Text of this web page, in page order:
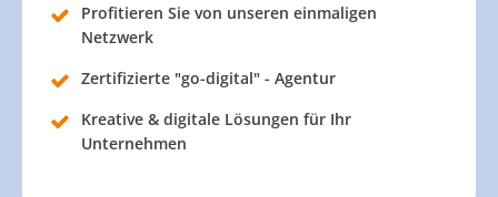
Profitieren Sie von unseren einmaligen
Netzwerk
Zertifizierte "go-digital" - Agentur
Kreative & digitale Lösungen für Ihr
Unternehmen